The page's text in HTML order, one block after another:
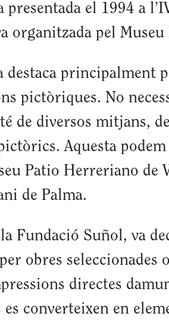
presentada el 1994 a
organitzada pel
destaca principalment
pictòriques. No
de diversos mitjans,
Aquesta
Patio Herreriano de
de Palma.
la Fundació Suñol, va
obres
directes
es converteixen en